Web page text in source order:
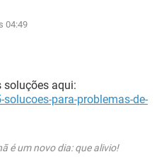
04:49
soluções aqui:
para-problemas-de-
é um novo dia: que alivio!